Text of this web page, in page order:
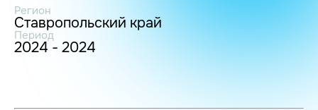
Регион
Ставропольский край
Период
2024 - 2024